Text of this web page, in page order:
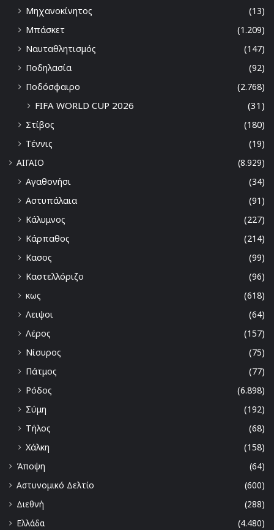
Μηχανοκίνητος
(13)
Μπάσκετ
(1.209)
Ναυταθλητισμός
(147)
Ποδηλασία
(92)
Ποδόσφαιρο
(2.768)
FIFA WORLD CUP 2026 (31)
Στίβος
(180)
Τέννις
(19)
ΑΙΓΑΙΟ
(8.929)
Αγαθονήσι
(34)
Αστυπάλαια
(91)
Κάλυμνος
(227)
Κάρπαθος
(214)
Κασος
(99)
Καστελλόριζο
(96)
κως
(618)
Λειψοι
(64)
Λέρος
(157)
Νίσυρος
(75)
Πάτμος
(77)
Ρόδος
(6.898)
Σύμη
(192)
Τήλος
(68)
Χάλκη
(158)
Άποψη
(64)
Αστυνομικό Δελτίο
(600)
Διεθνή
(288)
Ελλάδα
(4.480)